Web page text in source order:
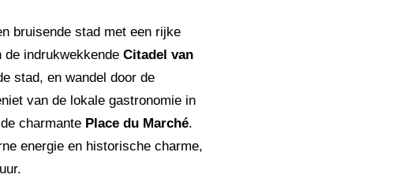
bruisende stad met een rijke
de indrukwekkende Citadel van
stad, en wandel door de
van de lokale gastronomie in
charmante Place du Marché.
energie en historische charme,